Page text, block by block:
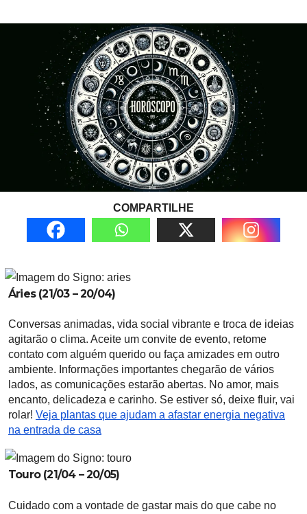
COMPARTILHE
Áries (21/03 – 20/04)
Conversas animadas, vida social vibrante e troca de ideias
agitarão o clima. Aceite um convite de evento, retome
contato com alguém querido ou faça amizades em outro
ambiente. Informações importantes chegarão de vários
lados, as comunicações estarão abertas. No amor, mais
encanto, delicadeza e carinho. Se estiver só, deixe fluir, vai
rolar! Veja plantas que ajudam a afastar energia negativa
na entrada de casa
Touro (21/04 – 20/05)
Cuidado com a vontade de gastar mais do que cabe no